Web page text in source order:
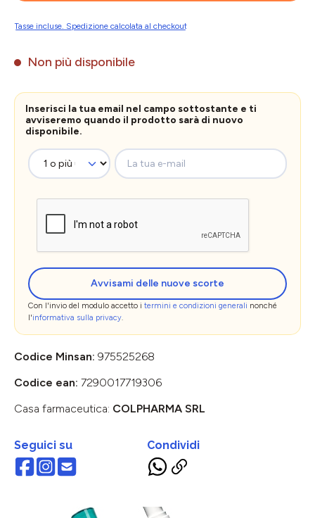
Tasse incluse. Spedizione calcolata al checkout
Non più disponibile
Inserisci la tua email nel campo sottostante e ti
avviseremo quando il prodotto sarà di nuovo
disponibile.
La tua e-mail
Avvisami delle nuove scorte
Con l'invio del modulo accetto i termini e condizioni generali nonché
l'informativa sulla privacy.
Codice Minsan: 975525268
Codice ean: 7290017719306
Casa farmaceutica: COLPHARMA SRL
Seguici su Condividi